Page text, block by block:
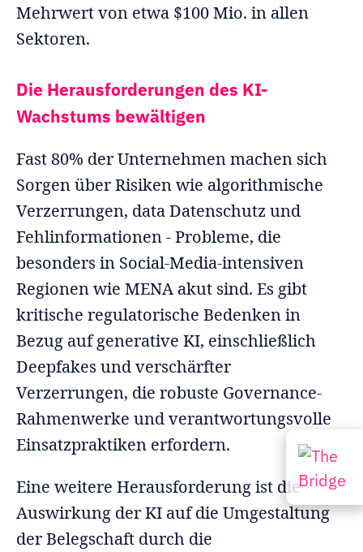
Mehrwert von etwa $100 Mio. in allen
Sektoren.
Die Herausforderungen des KI-
Wachstums bewältigen
Fast 80% der Unternehmen machen sich
Sorgen über Risiken wie algorithmische
Verzerrungen, data Datenschutz und
Fehlinformationen - Probleme, die
besonders in Social-Media-intensiven
Regionen wie MENA akut sind. Es gibt
kritische regulatorische Bedenken in
Bezug auf generative KI, einschließlich
Deepfakes und verschärfter
Verzerrungen, die robuste Governance-
Rahmenwerke und verantwortungsvolle
Einsatzpraktiken erfordern.
Eine weitere Herausforderung ist die
Auswirkung der KI auf die Umgestaltung
der Belegschaft durch die